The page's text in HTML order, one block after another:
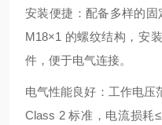
安装便捷：配备多样的
M18×1 的螺纹结构，安
件，便于电气连接。
电气性能良好：工作电压
Class 2 标准，电流损耗